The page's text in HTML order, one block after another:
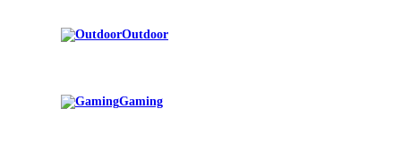
Outdoor
Gaming